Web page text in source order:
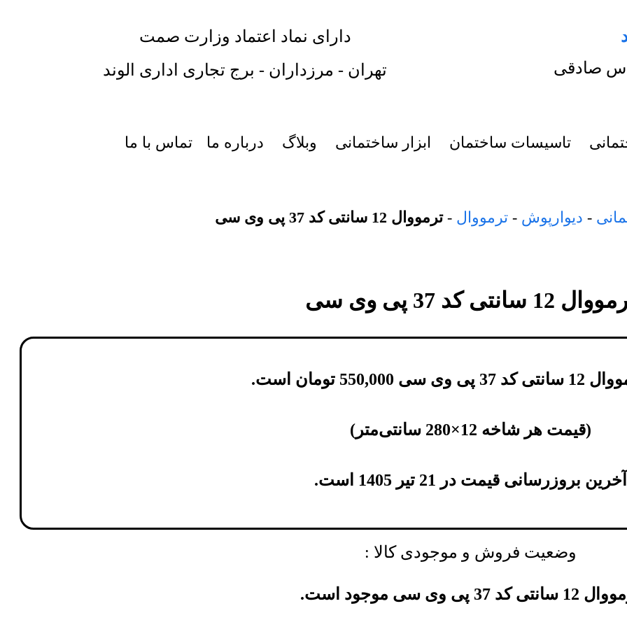
دارای نماد اعتماد وزارت صمت
صادقی تهران - مرزداران - برج تجاری اداری الوند
تاسیسات ساختمان ابزار ساختمانی وبلاگ درباره ما تماس با ما
- دیوارپوش - ترمووال -ترمووال 12 سانتی کد 37 پی وی سی
12 سانتی کد 37 پی وی سی
37 پی وی سی 550,000 تومان است.
(قیمت هر شاخه 12×280 سانتی‌متر )
آخرین بروزرسانی قیمت در 21 تیر 1405 است.
وضعیت فروش و موجودی کالا :
کد 37 پی وی سی موجود است.